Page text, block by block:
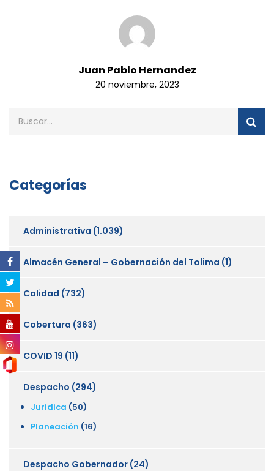
Juan Pablo Hernandez
20 noviembre, 2023
Categorías
Administrativa (1.039)
Almacén General – Gobernación del Tolima (1)
Calidad (732)
Cobertura (363)
COVID 19 (11)
Despacho (294)
Juridica (50)
Planeación (16)
Despacho Gobernador (24)